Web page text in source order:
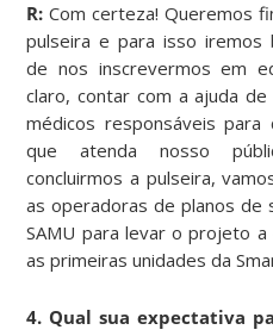
R: Com certeza! Queremos
pulseira e para isso iremos
de nos inscrevermos em
claro, contar com a ajuda
médicos responsáveis para
que atenda nosso
concluirmos a pulseira,
as operadoras de planos de
SAMU para levar o projeto
as primeiras unidades da
4. Qual sua expectativa